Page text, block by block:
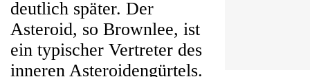
deutlich später. Der
Asteroid, so Brownlee, ist
ein typischer Vertreter des
inneren Asteroidengürtels.